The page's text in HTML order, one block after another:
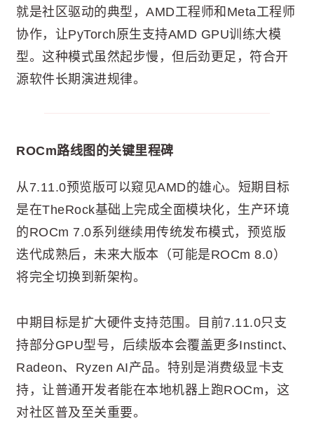
就是社区驱动的典型，AMD工程师和Meta工程师
协作，让PyTorch原生支持AMD GPU训练大模
型。这种模式虽然起步慢，但后劲更足，符合开
源软件长期演进规律。
ROCm路线图的关键里程碑
从7.11.0预览版可以窥见AMD的雄心。短期目标
是在TheRock基础上完成全面模块化，生产环境
的ROCm 7.0系列继续用传统发布模式，预览版
迭代成熟后，未来大版本（可能是ROCm 8.0）
将完全切换到新架构。
中期目标是扩大硬件支持范围。目前7.11.0只支
持部分GPU型号，后续版本会覆盖更多Instinct、
Radeon、Ryzen AI产品。特别是消费级显卡支
持，让普通开发者能在本地机器上跑ROCm，这
对社区普及至关重要。